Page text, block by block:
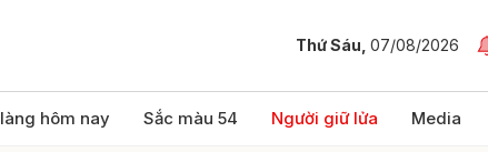
Thứ Sáu, 07/08/2026
hôm nay Sắc màu 54 Người giữ lửa Media
luận